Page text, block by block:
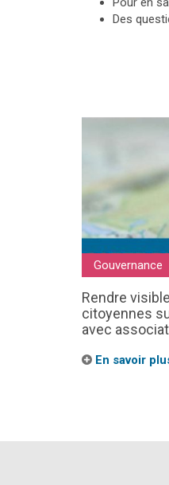
Des
Gouvernance
Rendre
citoyennes
avec
En savoir